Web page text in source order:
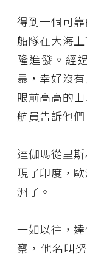
得到一個可
船隊在大海
隆進發。經
暴，幸好沒
眼前高高的
航員告訴他
達伽瑪從里
現了印度，
洲了。
一如以往，
察，他名叫